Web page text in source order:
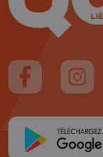
Suivez-nous sur